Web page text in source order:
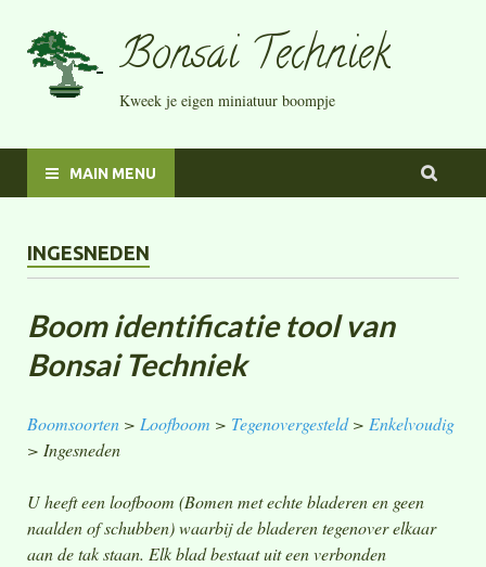
Bonsai Techniek
Kweek je eigen miniatuur boompje
MAIN MENU
INGESNEDEN
Boom identificatie tool van
Bonsai Techniek
Boomsoorten > Loofboom > Tegenovergesteld> Enkelvoudig
> Ingesneden
U heeft een loofboom (Bomen met echte bladeren en geen
naalden of schubben) waarbij de bladeren tegenover elkaar
aan de tak staan. Elk blad bestaat uit een verbonden